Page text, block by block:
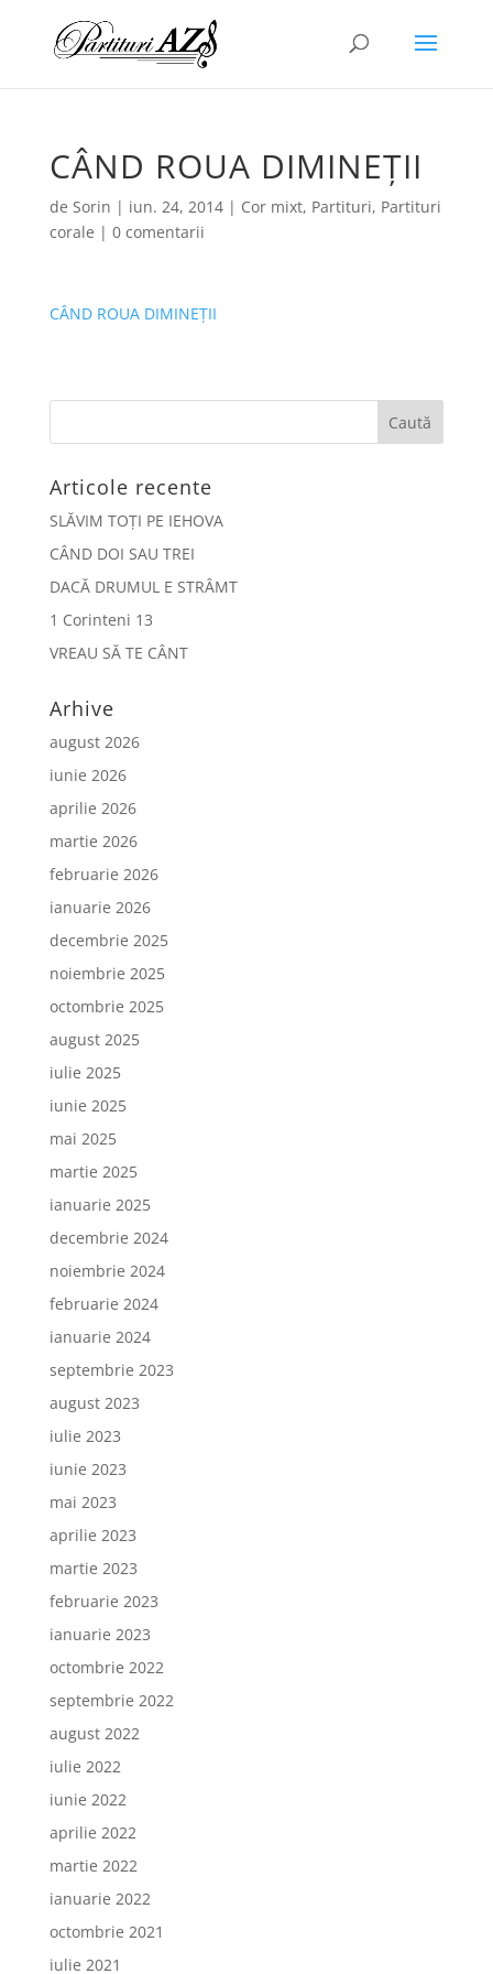
CÂND ROUA DIMINEȚII
de Sorin | iun. 24, 2014| Cor mixt, Partituri, Partituri
corale | 0 comentarii
CÂND ROUA DIMINEȚII
Articole recente
SLĂVIM TOȚI PE IEHOVA
CÂND DOI SAU TREI
DACĂ DRUMUL E STRÂMT
1 Corinteni 13
VREAU SĂ TE CÂNT
Arhive
august 2026
iunie 2026
aprilie 2026
martie 2026
februarie 2026
ianuarie 2026
decembrie 2025
noiembrie 2025
octombrie 2025
august 2025
iulie 2025
iunie 2025
mai 2025
martie 2025
ianuarie 2025
decembrie 2024
noiembrie 2024
februarie 2024
ianuarie 2024
septembrie 2023
august 2023
iulie 2023
iunie 2023
mai 2023
aprilie 2023
martie 2023
februarie 2023
ianuarie 2023
octombrie 2022
septembrie 2022
august 2022
iulie 2022
iunie 2022
aprilie 2022
martie 2022
ianuarie 2022
octombrie 2021
iulie 2021